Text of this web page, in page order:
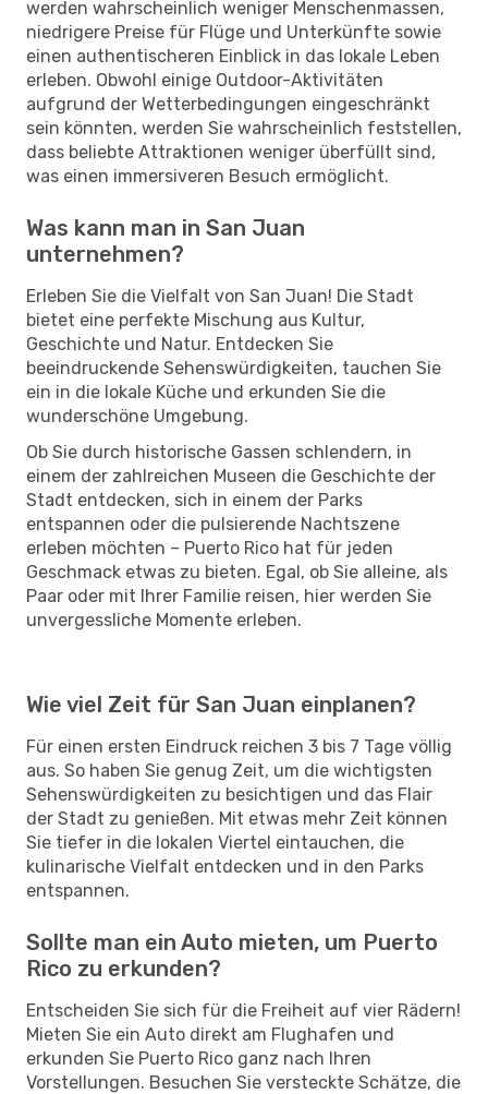
werden wahrscheinlich weniger Menschenmassen,
niedrigere Preise für Flüge und Unterkünfte sowie
einen authentischeren Einblick in das lokale Leben
erleben. Obwohl einige Outdoor-Aktivitäten
aufgrund der Wetterbedingungen eingeschränkt
sein könnten, werden Sie wahrscheinlich feststellen,
dass beliebte Attraktionen weniger überfüllt sind,
was einen immersiveren Besuch ermöglicht.
Was kann man in San Juan
unternehmen?
Erleben Sie die Vielfalt von San Juan! Die Stadt
bietet eine perfekte Mischung aus Kultur,
Geschichte und Natur. Entdecken Sie
beeindruckende Sehenswürdigkeiten, tauchen Sie
ein in die lokale Küche und erkunden Sie die
wunderschöne Umgebung.
Ob Sie durch historische Gassen schlendern, in
einem der zahlreichen Museen die Geschichte der
Stadt entdecken, sich in einem der Parks
entspannen oder die pulsierende Nachtszene
erleben möchten – Puerto Rico hat für jeden
Geschmack etwas zu bieten. Egal, ob Sie alleine, als
Paar oder mit Ihrer Familie reisen, hier werden Sie
unvergessliche Momente erleben.
Wie viel Zeit für San Juan einplanen?
Für einen ersten Eindruck reichen 3 bis 7 Tage völlig
aus. So haben Sie genug Zeit, um die wichtigsten
Sehenswürdigkeiten zu besichtigen und das Flair
der Stadt zu genießen. Mit etwas mehr Zeit können
Sie tiefer in die lokalen Viertel eintauchen, die
kulinarische Vielfalt entdecken und in den Parks
entspannen.
Sollte man ein Auto mieten, um Puerto
Rico zu erkunden?
Entscheiden Sie sich für die Freiheit auf vier Rädern!
Mieten Sie ein Auto direkt am Flughafen und
erkunden Sie Puerto Rico ganz nach Ihren
Vorstellungen. Besuchen Sie versteckte Schätze, die